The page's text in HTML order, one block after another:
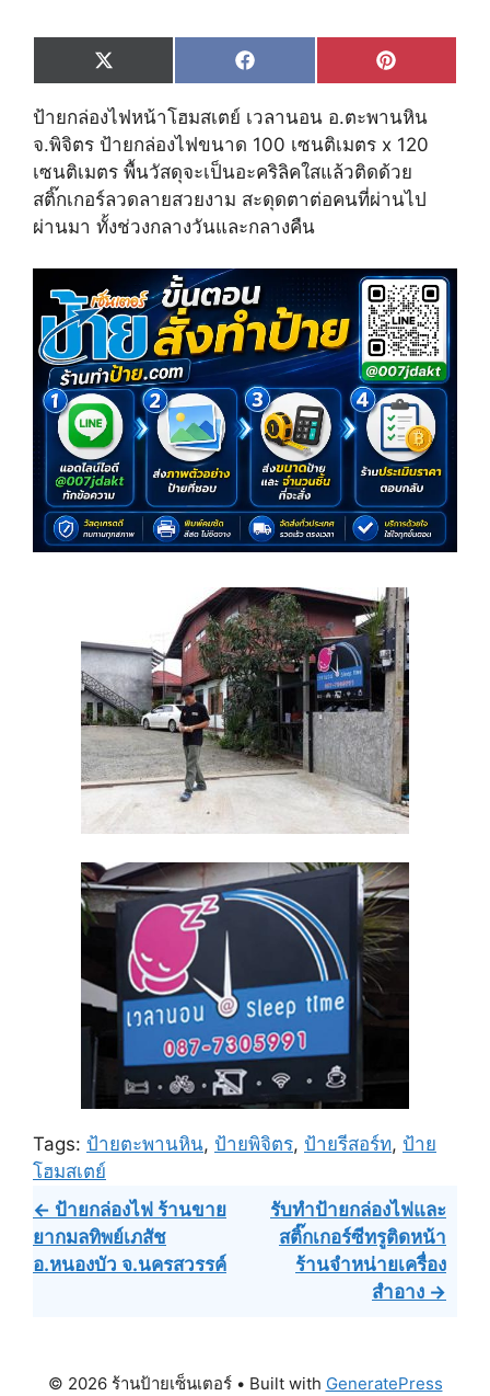
Share
on
X
(
T
w
i
t
e
r
)
Share
on
F
a
e
b
o
k
Share
on
P
i
n
t
e
e
s
ป้ายกล่องไฟหน้าโฮมสเตย์ เวลานอน อ.ตะพานหิน
จ.พิจิตร ป้ายกล่องไฟขนาด 100 เซนติเมตร x 120
เซนติเมตร พื้นวัสดุจะเป็นอะคริลิคใสแล้วติดด้วย
สติ๊กเกอร์ลวดลายสวยงาม สะดุดตาต่อคนที่ผ่านไป
ผ่านมา ทั้งช่วงกลางวันและกลางคืน
Tags: ป้ายตะพานหิน, ป้ายพิจิตร, ป้ายรีสอร์ท, ป้าย
โฮมสเตย์
Post
navigation
← ป้ายกล่องไฟ ร้านขาย
ยากมลทิพย์เภสัช
อ.หนองบัว จ.นครสวรรค์
รับทำป้ายกล่องไฟและ
สติ๊กเกอร์ซีทรูติดหน้า
ร้านจำหน่ายเครื่อง
สำอาง →
© 2026 ร้านป้ายเซ็นเตอร์• Built with GeneratePress